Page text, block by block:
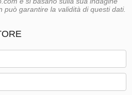
può garantire la validità di questi dati.